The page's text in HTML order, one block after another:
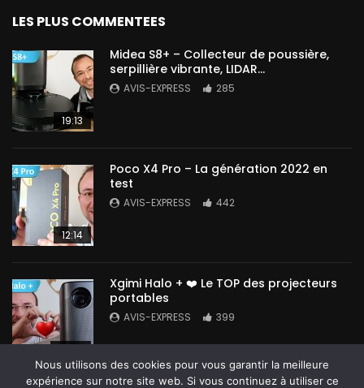
LES PLUS COMMENTEES
19:13
Midea S8+ – Collecteur de poussière,
serpillière vibrante, LIDAR…
AVIS-EXPRESS 285
12:14
Poco X4 Pro – La génération 2022 en
test
AVIS-EXPRESS 442
Xgimi Halo + ❤️ Le TOP des projecteurs
portables
AVIS-EXPRESS 399
Nous utilisons des cookies pour vous garantir la meilleure
expérience sur notre site web. Si vous continuez à utiliser ce